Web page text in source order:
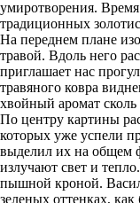
умиротворения.
традиционных
На переднем плане
травой. Вдоль него
приглашает нас
травяного ковра
хвойный аромат сколь
По центру картины
которых уже успели
выделил их на общем
излучают свет и
пышной кроной.
зеленых оттенках,